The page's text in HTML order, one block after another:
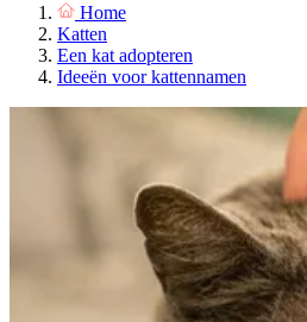
Home
Katten
Een kat adopteren
Ideeën voor kattennamen